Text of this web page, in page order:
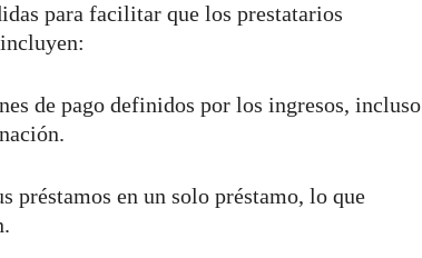
para facilitar que los prestatarios
de pago definidos por los ingresos, incluso
préstamos en un solo préstamo, lo que